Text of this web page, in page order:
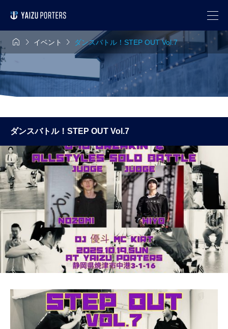
  イベント  ダンスバトル！STEP OUT Vol.7
ダンスバトル！STEP OUT Vol.7